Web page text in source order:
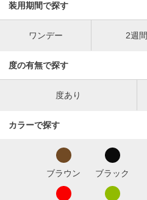
装用期間で探す
ワンデー 2週間
度の有無で探す
度あり
カラーで探す
ブラウン ブラック